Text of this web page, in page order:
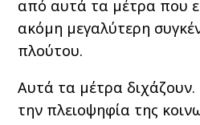
από αυτά τα μέτρα που
ακόμη μεγαλύτερη
πλούτου.
Αυτά τα μέτρα
την πλειοψηφία της